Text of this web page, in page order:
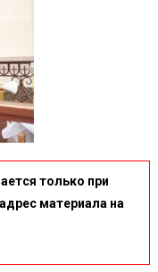
только при
материала на